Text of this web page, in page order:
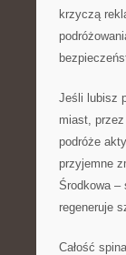
krzyczą
Jeśli lubisz
miast,
podróże
przyjemne
Środkowa –
regeneruje
Całość